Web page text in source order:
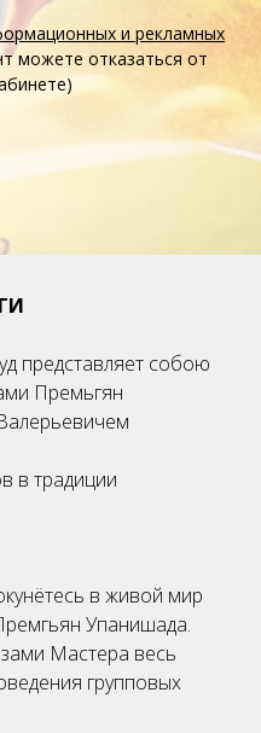
и рекламных
можете отказаться от
представляет собою
Премьгян
в традиции
в живой мир
Упанишада.
Мастера весь
групповых